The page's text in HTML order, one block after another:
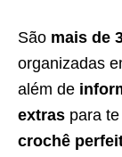
São mais de
organizadas
além de
extras para
crochê